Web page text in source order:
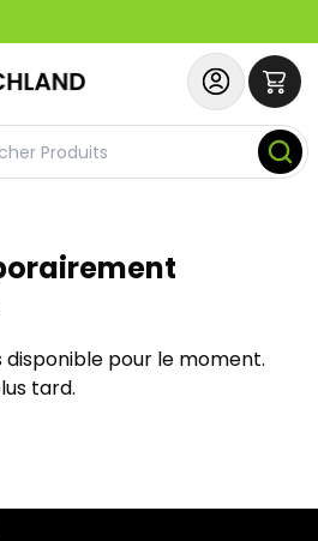
pour le moment.
tard.